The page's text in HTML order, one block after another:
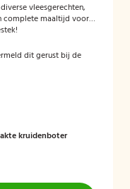
vleesgerechten,
complete maaltijd voor
dit gerust bij de
kruidenboter